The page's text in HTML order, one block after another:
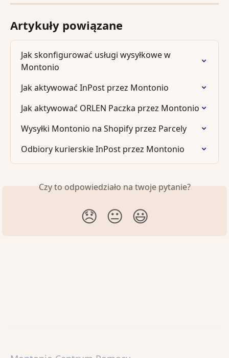
Artykuły powiązane
Jak skonfigurować usługi wysyłkowe w
Montonio
Jak aktywować InPost przez Montonio
Jak aktywować ORLEN Paczka przez Montonio
Wysyłki Montonio na Shopify przez Parcely
Odbiory kurierskie InPost przez Montonio
Czy to odpowiedziało na twoje pytanie?
😞 😐 😃